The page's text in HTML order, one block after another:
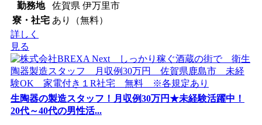
勤務地
佐賀県 伊万里市
寮・社宅 あり（無料）
詳しく
見る
生陶器の製造スタッフ！月収例30万円★未経験活躍中！
20代～40代の男性活...